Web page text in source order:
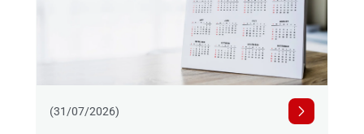
(31/07/2026)